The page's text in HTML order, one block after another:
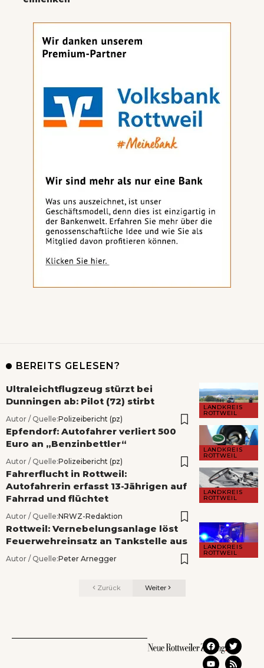
BEREITS GELESEN?
LANDKREIS
ROTTWEIL
Ultraleichtflugzeug stürzt bei
Dunningen ab: Pilot (72) stirbt
Autor / Quelle:Polizeibericht (pz)
LANDKREIS
ROTTWEIL
Epfendorf: Autofahrer verliert 500
Euro an „Benzinbettler“
Autor / Quelle:Polizeibericht (pz)
LANDKREIS
ROTTWEIL
Fahrerflucht in Rottweil:
Autofahrerin erfasst 13-Jährigen auf
Fahrrad und flüchtet
Autor / Quelle:NRWZ-Redaktion
LANDKREIS
ROTTWEIL
Rottweil: Vernebelungsanlage löst
Feuerwehreinsatz an Tankstelle aus
Autor / Quelle:Peter Arnegger
Zurück Weiter